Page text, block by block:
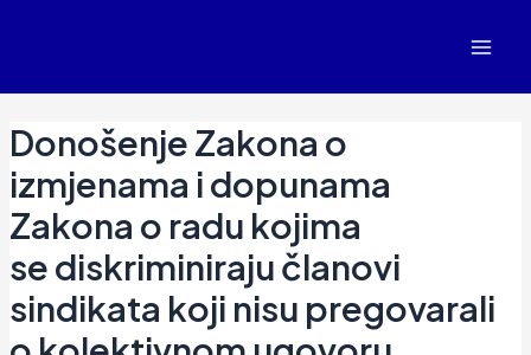
Donošenje Zakona o
izmjenama i dopunama
Zakona o radu kojima
se diskriminiraju članovi
sindikata koji nisu pregovarali